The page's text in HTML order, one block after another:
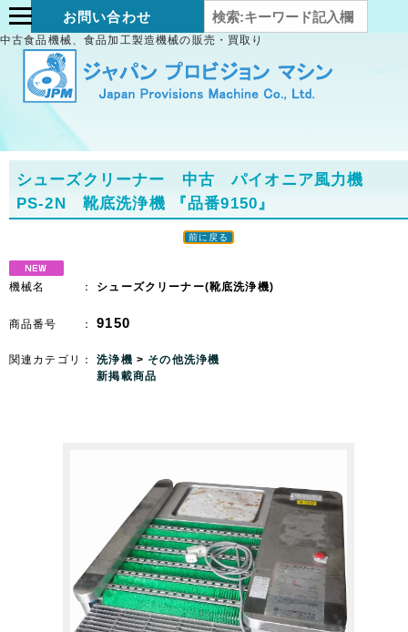
お問い合わせ
中古食品機械、食品加工製造機械の販売・買取り
シューズクリーナー 中古 パイオニア風力機
PS-2N 靴底洗浄機
『品番9150』
前に戻る
機械名 ： シューズクリーナー(靴底洗浄機)
商品番号 ：9150
関連カテゴリ：洗浄機 > その他洗浄機
新掲載商品